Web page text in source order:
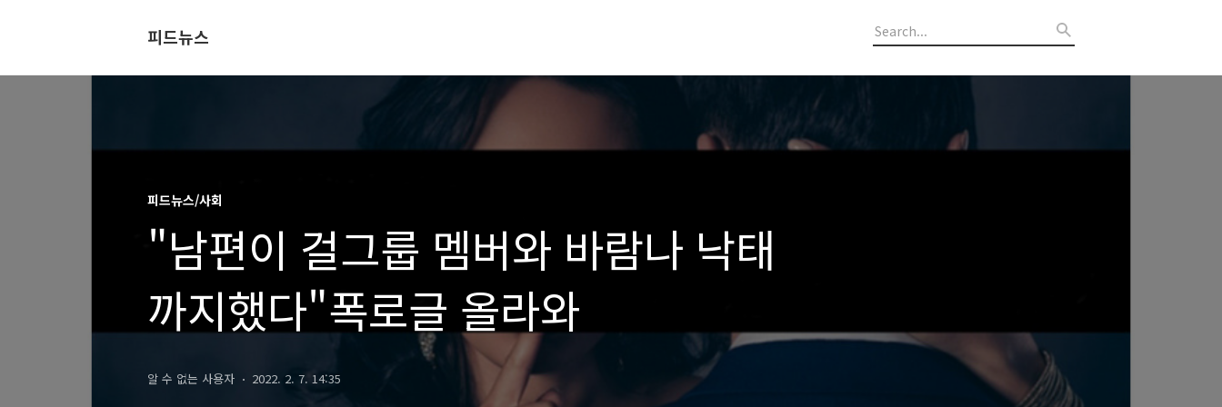
피드뉴스
피드뉴스/사회
"남편이 걸그룹 멤버와 바람나 낙태
까지했다"폭로글 올라와
알 수 없는 사용자 2022. 2. 7. 14:35